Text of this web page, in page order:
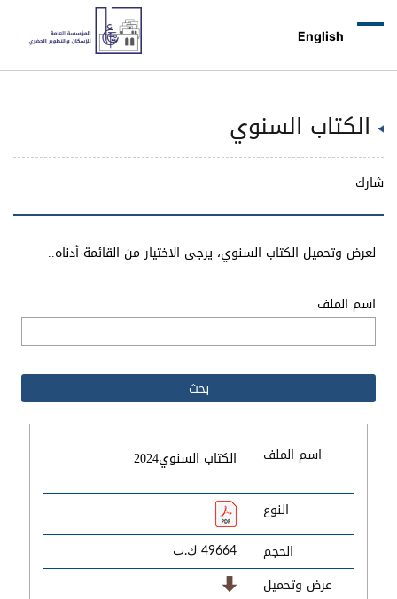
English
الكتاب السنوي
شارك
لعرض وتحميل الكتاب السنوي، يرجى الاختيار من القائمة أدناه..
اسم الملف
اسم الملف الكتاب السنوي2024
النوع
الحجم
49664 ك.ب
عرض وتحميل